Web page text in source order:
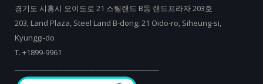
경기도 시흥시 오이도로 21 스틸랜드 B동 랜드프라자 203호
203, Land Plaza, Steel Land B-dong, 21 Oido-ro, Siheung-si,
Kyunggi-do
T. +1899-9961